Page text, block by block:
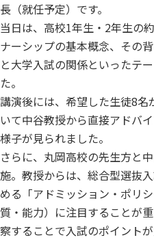
長（就任予定）です。
当日は、高校1年生・2年生の
ナーシップの基本概念、その
と大学入試の関係といったテ
た。
講演後には、希望した生徒8
いて中谷教授から直接アドバ
様子が見られました。
さらに、丸岡高校の先生方と
施。教授からは、総合型選抜
める「アドミッション・ポリ
質・能力）に注目することが
察することで入試のポイント